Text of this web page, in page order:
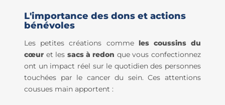
L'importance des dons et actions
bénévoles
Les petites créations comme les coussins du
cœur et les sacs à redon que vous confectionnez
ont un impact réel sur le quotidien des personnes
touchées par le cancer du sein. Ces attentions
cousues main apportent :